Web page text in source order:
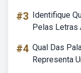
#3 Identifique
Pelas Letras
#4 Qual Das
Representa